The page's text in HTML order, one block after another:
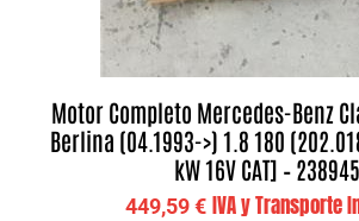
Motor Completo Mercedes-Benz
Berlina (04.1993->) 1.8 180
kW 16V CAT] – 238945
449,59€ IVA y Transporte